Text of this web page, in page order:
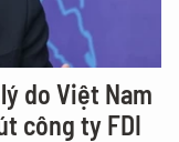
do Việt Nam
công ty FDI